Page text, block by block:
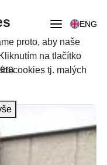
ENG
proto, aby naše
na tlačítko
cookies tj. malých